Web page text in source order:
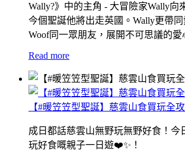
Wally?》中的主角 - 大冒險家Wally向
今個聖誕他將出走英國。Wally更帶同
Woof同一眾朋友，展開不可思議的愛
Read more
【#暖笠笠型聖誕】慈雲山食買玩全
成日都話慈雲山無野玩無野好食！今
玩好食嘅親子一日遊❤️✨！